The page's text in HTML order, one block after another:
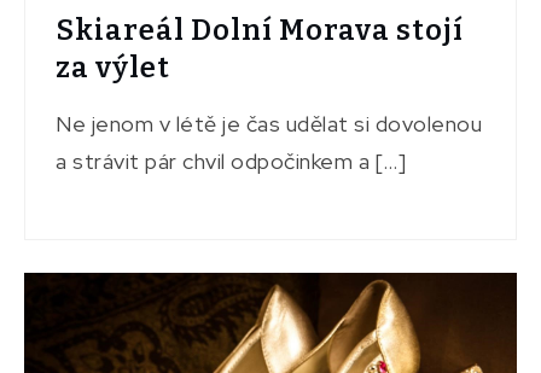
Skiareál Dolní Morava stojí
za výlet
Ne jenom v létě je čas udělat si dovolenou
a strávit pár chvil odpočinkem a […]